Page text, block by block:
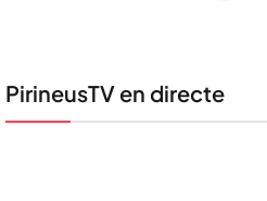
PirineusTV en directe